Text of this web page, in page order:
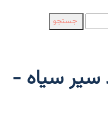
جستجو
سیر سیاه -